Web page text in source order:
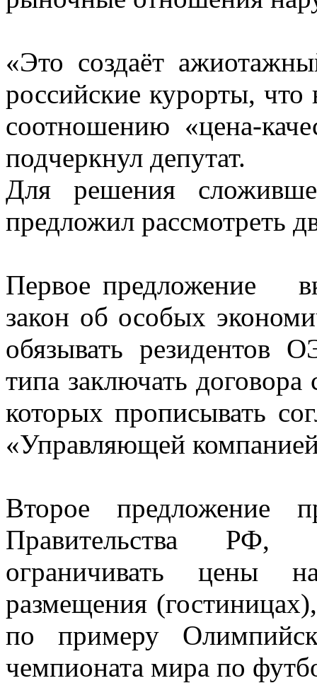
«Это создаёт
российские курорты, что
соотношению «цена-
подчеркнул депутат.
Для решения
предложил рассмотреть
Первое предложение
закон об особых
обязывать резидентов
типа заключать
которых прописывать
«Управляющей
Второе предложение
Правительства РФ,
ограничивать цены
размещения
по примеру
чемпионата мира по